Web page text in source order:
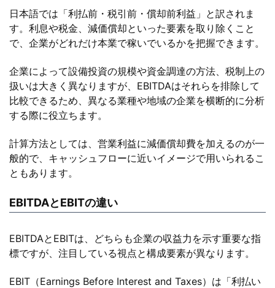
日本語では「利払前・税引前・償却前利益」と訳されま
す。利息や税金、減価償却といった要素を取り除くこと
で、企業がどれだけ本業で稼いでいるかを把握できます。
企業によって設備投資の規模や資金調達の方法、税制上の
扱いは大きく異なりますが、EBITDAはそれらを排除して
比較できるため、異なる業種や地域の企業を横断的に分析
する際に役立ちます。
計算方法としては、営業利益に減価償却費を加えるのが一
般的で、キャッシュフローに近いイメージで用いられるこ
ともあります。
EBITDAとEBITの違い
EBITDAとEBITは、どちらも企業の収益力を示す重要な指
標ですが、注目している視点と構成要素が異なります。
EBIT（Earnings Before Interest and Taxes）は「利払い